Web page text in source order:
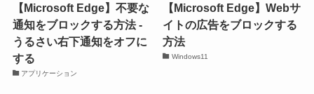
【Microsoft Edge】不要な
通知をブロックする方法 -
うるさい右下通知をオフに
する
アプリケーション
【Microsoft Edge】Webサ
イトの広告をブロックする
方法
Windows11